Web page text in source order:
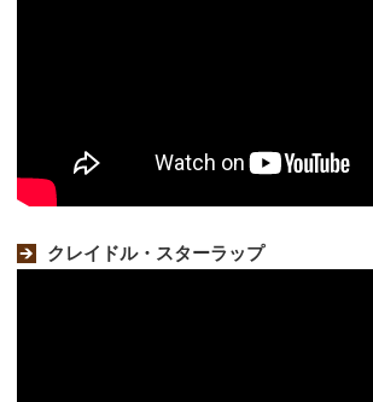
クレイドル・スターラップ